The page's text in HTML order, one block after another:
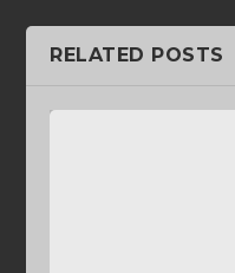
RELATED POSTS